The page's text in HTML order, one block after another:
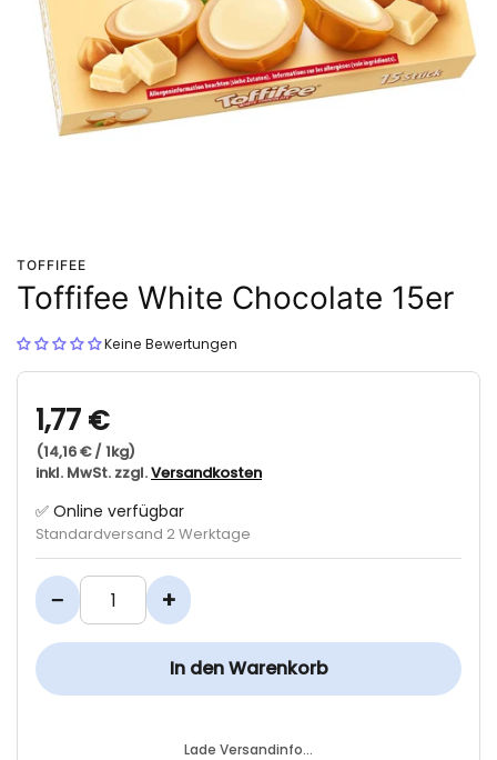
TOFFIFEE
Toffifee White Chocolate 15er
Keine Bewertungen
1,77 €
(14,16 € / 1kg)
inkl. MwSt. zzgl.Versandkosten
✅ Online verfügbar
Standardversand 2 Werktage
− +
In den Warenkorb
Lade Versandinfo…